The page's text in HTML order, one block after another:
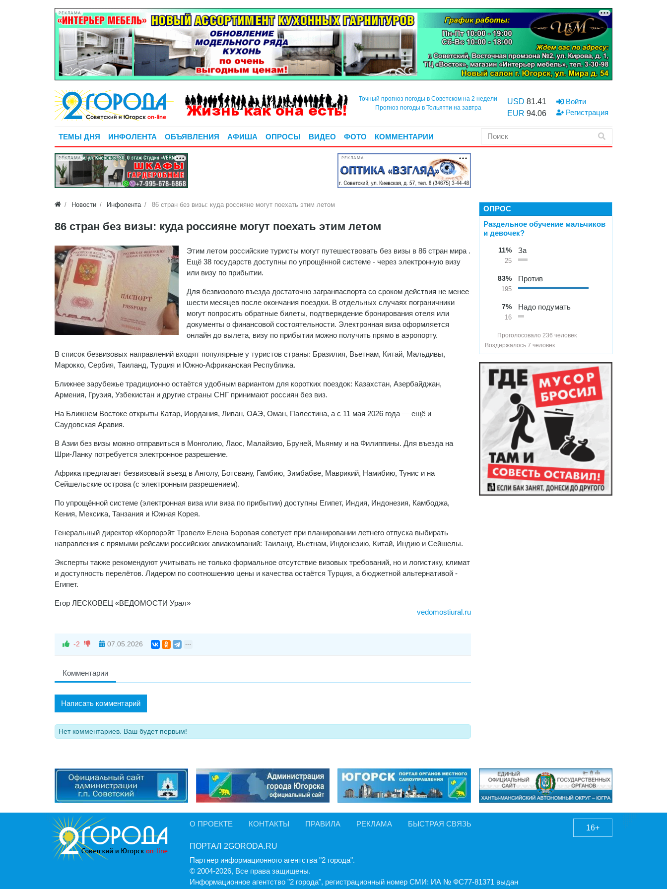
РЕКЛАМА
Точный прогноз погоды в Советском на 2 недели
Прогноз погоды в Тольятти на завтра
USD 81.41
EUR 94.06
Войти
Регистрация
ТЕМЫ ДНЯ ИНФОЛЕНТА ОБЪЯВЛЕНИЯ АФИША ОПРОСЫ ВИДЕО ФОТО КОММЕНТАРИИ
РЕКЛАМА РЕКЛАМА
Новости Инфолента 86 стран без визы: куда россияне могут поехать этим летом
86 стран без визы: куда россияне могут поехать этим летом
Этим летом российские туристы могут путешествовать без визы в 86 стран мира .
Ещё 38 государств доступны по упрощённой системе - через электронную визу
или визу по прибытии.
Для безвизового въезда достаточно загранпаспорта со сроком действия не менее
шести месяцев после окончания поездки. В отдельных случаях пограничники
могут попросить обратные билеты, подтверждение бронирования отеля или
документы о финансовой состоятельности. Электронная виза оформляется
онлайн до вылета, визу по прибытии можно получить прямо в аэропорту.
В список безвизовых направлений входят популярные у туристов страны: Бразилия, Вьетнам, Китай, Мальдивы,
Марокко, Сербия, Таиланд, Турция и Южно-Африканская Республика.
Ближнее зарубежье традиционно остаётся удобным вариантом для коротких поездок: Казахстан, Азербайджан,
Армения, Грузия, Узбекистан и другие страны СНГ принимают россиян без виз.
На Ближнем Востоке открыты Катар, Иордания, Ливан, ОАЭ, Оман, Палестина, а с 11 мая 2026 года — ещё и
Саудовская Аравия.
В Азии без визы можно отправиться в Монголию, Лаос, Малайзию, Бруней, Мьянму и на Филиппины. Для въезда на
Шри-Ланку потребуется электронное разрешение.
Африка предлагает безвизовый въезд в Анголу, Ботсвану, Гамбию, Зимбабве, Маврикий, Намибию, Тунис и на
Сейшельские острова (с электронным разрешением).
По упрощённой системе (электронная виза или виза по прибытии) доступны Египет, Индия, Индонезия, Камбоджа,
Кения, Мексика, Танзания и Южная Корея.
Генеральный директор «Корпорэйт Трэвел» Елена Боровая советует при планировании летнего отпуска выбирать
направления с прямыми рейсами российских авиакомпаний: Таиланд, Вьетнам, Индонезию, Китай, Индию и Сейшелы.
Эксперты также рекомендуют учитывать не только формальное отсутствие визовых требований, но и логистику, климат
и доступность перелётов. Лидером по соотношению цены и качества остаётся Турция, а бюджетной альтернативой -
Египет.
Егор ЛЕСКОВЕЦ «ВЕДОМОСТИ Урал»
vedomostiural.ru
-2 07.05.2026
Комментарии
Написать комментарий
Нет комментариев. Ваш будет первым!
ОПРОС
Раздельное обучение мальчиков
и девочек?
11%
25
За
83%
195
Против
7%
16
Надо подумать
Проголосовало 236 человек
Воздержалось 7 человек
О ПРОЕКТЕ КОНТАКТЫ ПРАВИЛА РЕКЛАМА БЫСТРАЯ СВЯЗЬ
ПОРТАЛ 2GORODA.RU
Партнер информационного агентства "2 города".
© 2004-2026, Все права защищены.
Информационное агентство "2 города", регистрационный номер СМИ: ИА № ФС77-81371 выдан
16+